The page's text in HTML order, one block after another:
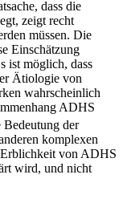
dass die
zeigt recht
müssen. Die
Einschätzung
ist möglich, dass
Ätiologie von
wahrscheinlich
ADHS
Bedeutung der
komplexen
von ADHS
wird, und nicht